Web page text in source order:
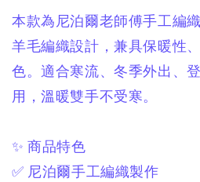
本款為尼泊爾老師傅手工編
羊毛編織設計，兼具保暖性
色。適合寒流、冬季外出、
用，溫暖雙手不受寒。
✨ 商品特色
✅ 尼泊爾手工編織製作